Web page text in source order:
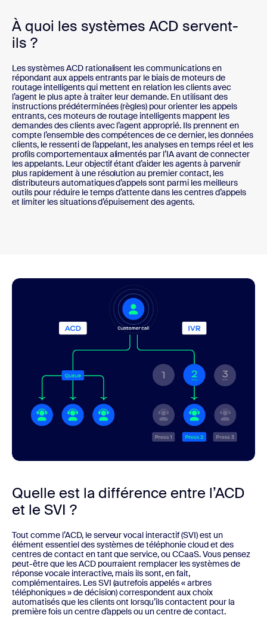
À quoi les systèmes ACD servent-
ils ?
Les systèmes ACD rationalisent les communications en
répondant aux appels entrants par le biais de moteurs de
routage intelligents qui mettent en relation les clients avec
l’agent le plus apte à traiter leur demande. En utilisant des
instructions prédéterminées (règles) pour orienter les appels
entrants, ces moteurs de routage intelligents mappent les
demandes des clients avec l’agent approprié. Ils prennent en
compte l’ensemble des compétences de ce dernier, les données
clients, le ressenti de l’appelant, les analyses en temps réel et les
profils comportementaux alimentés par l’IA avant de connecter
les appelants. Leur objectif étant d’aider les agents à parvenir
plus rapidement à une résolution au premier contact, les
distributeurs automatiques d’appels sont parmi les meilleurs
outils pour réduire le temps d’attente dans les centres d’appels
et limiter les situations d’épuisement des agents.
Quelle est la différence entre l’ACD
et le SVI ?
Tout comme l’ACD, le serveur vocal interactif (SVI) est un
élément essentiel des systèmes de téléphonie cloud et des
centres de contact en tant que service, ou CCaaS. Vous pensez
peut-être que les ACD pourraient remplacer les systèmes de
réponse vocale interactive, mais ils sont, en fait,
complémentaires. Les SVI (autrefois appelés « arbres
téléphoniques » de décision) correspondent aux choix
automatisés que les clients ont lorsqu’ils contactent pour la
première fois un centre d’appels ou un centre de contact.